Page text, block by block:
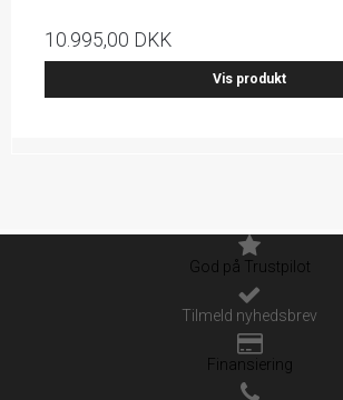
10.995,00 DKK
Vis produkt
God på Trustpilot
Tilmeld nyhedsbrev
Finansiering